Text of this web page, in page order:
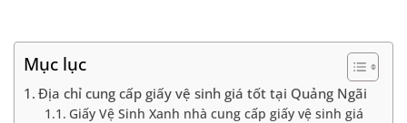
Mục lục
Địa chỉ cung cấp giấy vệ sinh giá tốt tại Quảng Ngãi
Giấy Vệ Sinh Xanh nhà cung cấp giấy vệ sinh giá